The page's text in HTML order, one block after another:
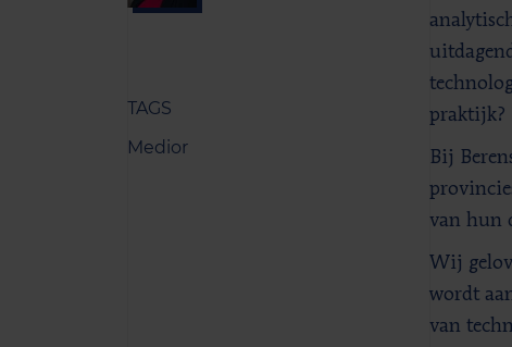
TAGS
Medior
praktijk?
Bij
van hun
Wij
wordt
van